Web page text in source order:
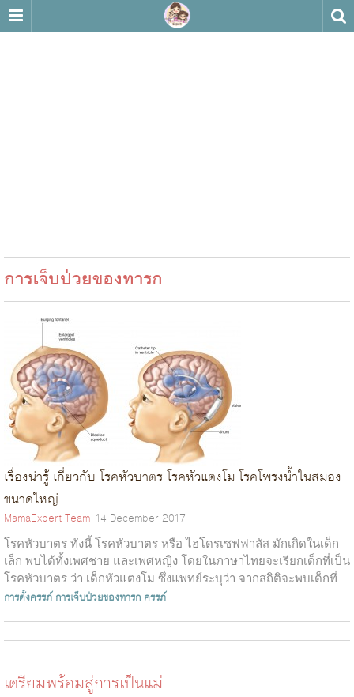
การเจ็บป่วยของทารก
เรื่องน่ารู้ เกี่ยวกับ โรคหัวบาตร โรคหัวแตงโม โรคโพรงน้ำในสมอง
ขนาดใหญ่
MamaExpert Team 14 December 2017
โรคหัวบาตร ทังนี้ โรคหัวบาตร หรือ ไฮโดรเซฟฟาลัส มักเกิดในเด็ก
เล็ก พบได้ทั้งเพศชาย และเพศหญิง โดยในภาษาไทยจะเรียกเด็กที่เป็น
โรคหัวบาตร ว่า เด็กหัวแตงโม ซึ่งแพทย์ระบุว่า จากสถิติจะพบเด็กที่
เป็น โรคหัว...
การตั้งครรภ์ การเจ็บป่วยของทารก ครรภ์
เตรียมพร้อมสู่การเป็นแม่